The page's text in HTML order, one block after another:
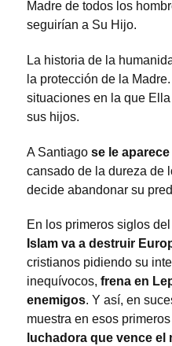
Madre de todos los
seguirían a Su Hijo.
La historia de la
la protección de la
situaciones en la que
sus hijos.
A Santiago se le
cansado de la dureza de
decide abandonar su
En los primeros siglos
Islam va a destruir
cristianos pidiendo su
inequívocos, frena en
enemigos. Y así, en
muestra en esos
luchadora que vence el